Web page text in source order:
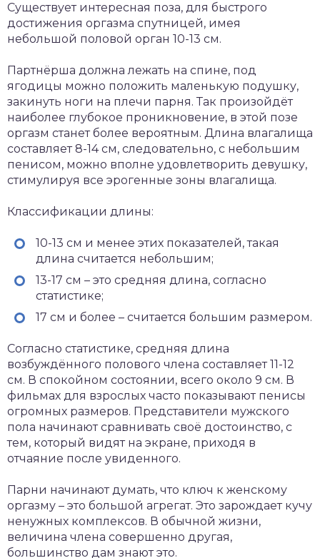
Существует интересная поза, для быстрого
достижения оргазма спутницей, имея
небольшой половой орган 10-13 см.
Партнёрша должна лежать на спине, под
ягодицы можно положить маленькую подушку,
закинуть ноги на плечи парня. Так произойдёт
наиболее глубокое проникновение, в этой позе
оргазм станет более вероятным. Длина влагалища
составляет 8-14 см, следовательно, с небольшим
пенисом, можно вполне удовлетворить девушку,
стимулируя все эрогенные зоны влагалища.
Классификации длины:
10-13 см и менее этих показателей, такая
длина считается небольшим;
13-17 см – это средняя длина, согласно
статистике;
17 см и более – считается большим размером.
Согласно статистике, средняя длина
возбуждённого полового члена составляет 11-12
см. В спокойном состоянии, всего около 9 см. В
фильмах для взрослых часто показывают пенисы
огромных размеров. Представители мужского
пола начинают сравнивать своё достоинство, с
тем, который видят на экране, приходя в
отчаяние после увиденного.
Парни начинают думать, что ключ к женскому
оргазму – это большой агрегат. Это зарождает кучу
ненужных комплексов. В обычной жизни,
величина члена совершенно другая,
большинство дам знают это.